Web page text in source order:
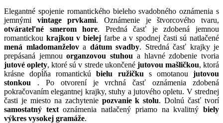
Elegantné spojenie romantického bieleho svadobného oznámenia s
jemnými vintage prvkami. Oznámenie je štvorcového tvaru,
otvárateľné smerom hore. Predná časť je zdobená jemnou
romantickou krajkou v bielej farbe a v spodnej časti sú natlačené
mená mladomanželova dátum svadby. Stredná časť krajky je
prepásaná jemnouorganzovou stuhou a hlavné zdobenie tvoria
jutové oplety, ktoré sú v strede ukončené jutovou mašličkou, ktorá
krásne dopĺňa romantickúbielu ružičku s omotanoujutovou
stonkou . Po otvorení je vrchná časť oznámenia zdobená
pokračovaním elegantnej krajky, stuhy a jutového opletu. V strednej
časti je miesto na zachytenie pozvanie k stolu. Dolnú časť tvorí
samostatný textoznámenia natlačený priamo na kvalitnýbiely
výkres vysokej gramáže.